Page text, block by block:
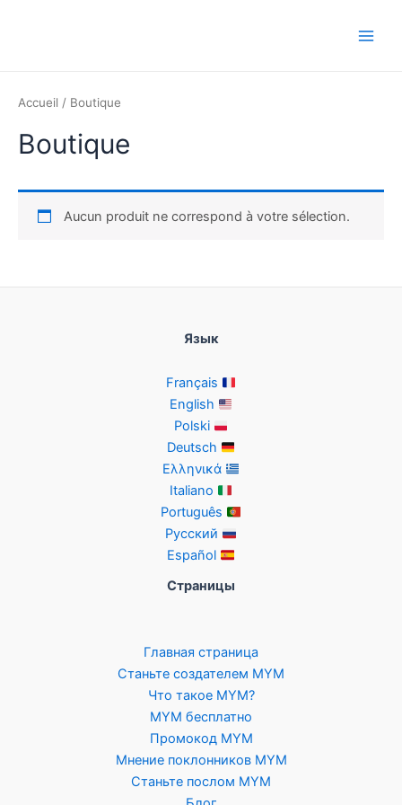
Accueil / Boutique
Boutique
Aucun produit ne correspond à votre sélection.
Язык
Français
English
Polski
Deutsch
Ελληνικά
Italiano
Português
Русский
Español
Страницы
Главная страница
Станьте создателем MYM
Что такое MYM?
MYM бесплатно
Промокод MYM
Мнение поклонников MYM
Станьте послом MYM